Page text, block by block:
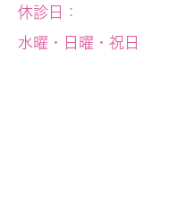
休診日：
水曜・日曜・祝日